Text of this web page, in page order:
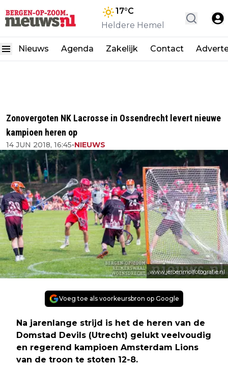
17°C
Heldere Hemel
Nieuws Agenda Zakelijk Contact
Zonovergoten NK Lacrosse in Ossendrecht levert nieuwe
kampioen heren op
14 JUN 2018, 16:45•NIEUWS
www.jeroenmolfotografie.nl
Voeg toe als voorkeursbron op Google
Na jarenlange strijd is het de heren van de
Domstad Devils (Utrecht) gelukt veelvoudig
en regerend kampioen Amsterdam Lions
van de troon te stoten 12-8.